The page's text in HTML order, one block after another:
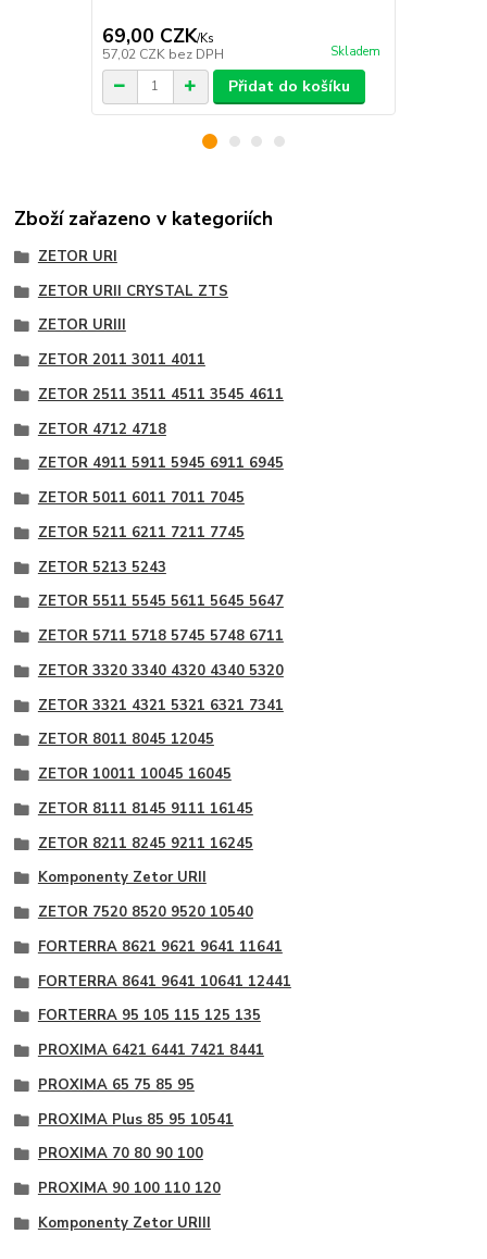
69,00 CZK/Ks
57,02 CZK bez DPH Skladem
Přidat do košíku
Zboží zařazeno v kategoriích
ZETOR URI
ZETOR URII CRYSTAL ZTS
ZETOR URIII
ZETOR 2011 3011 4011
ZETOR 2511 3511 4511 3545 4611
ZETOR 4712 4718
ZETOR 4911 5911 5945 6911 6945
ZETOR 5011 6011 7011 7045
ZETOR 5211 6211 7211 7745
ZETOR 5213 5243
ZETOR 5511 5545 5611 5645 5647
ZETOR 5711 5718 5745 5748 6711
ZETOR 3320 3340 4320 4340 5320
ZETOR 3321 4321 5321 6321 7341
ZETOR 8011 8045 12045
ZETOR 10011 10045 16045
ZETOR 8111 8145 9111 16145
ZETOR 8211 8245 9211 16245
Komponenty Zetor URII
ZETOR 7520 8520 9520 10540
FORTERRA 8621 9621 9641 11641
FORTERRA 8641 9641 10641 12441
FORTERRA 95 105 115 125 135
PROXIMA 6421 6441 7421 8441
PROXIMA 65 75 85 95
PROXIMA Plus 85 95 10541
PROXIMA 70 80 90 100
PROXIMA 90 100 110 120
Komponenty Zetor URIII